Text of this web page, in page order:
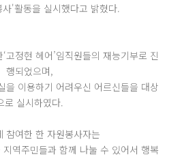
사'활동을 실시했다고 밝혔다.
고정현 헤어’임직원들의 재능기부로 진
행되었으며,
을 이용하기 어려우신 어르신들을 대상
로 실시하였다.
참여한 한 자원봉사자는
역주민들과 함께 나눌 수 있어서 행복